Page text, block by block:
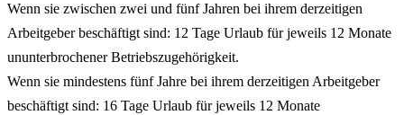
Wenn sie zwischen zwei und fünf Jahren bei ihrem derzeitigen
Arbeitgeber beschäftigt sind: 12 Tage Urlaub für jeweils 12 Monate
ununterbrochener Betriebszugehörigkeit.
Wenn sie mindestens fünf Jahre bei ihrem derzeitigen Arbeitgeber
beschäftigt sind: 16 Tage Urlaub für jeweils 12 Monate